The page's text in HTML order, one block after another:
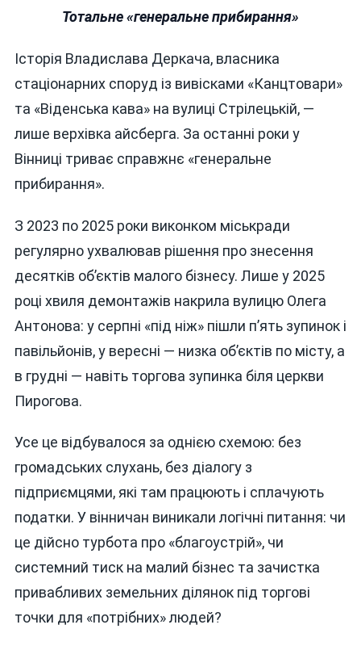
Тотальне «генеральне прибирання»
Історія Владислава Деркача, власника
стаціонарних споруд із вивісками «Канцтовари»
та «Віденська кава» на вулиці Стрілецькій, —
лише верхівка айсберга. За останні роки у
Вінниці триває справжнє «генеральне
прибирання».
З 2023 по 2025 роки виконком міськради
регулярно ухвалював рішення про знесення
десятків об’єктів малого бізнесу. Лише у 2025
році хвиля демонтажів накрила вулицю Олега
Антонова: у серпні «під ніж» пішли п’ять зупинок і
павільйонів, у вересні — низка об’єктів по місту, а
в грудні — навіть торгова зупинка біля церкви
Пирогова.
Усе це відбувалося за однією схемою: без
громадських слухань, без діалогу з
підприємцями, які там працюють і сплачують
податки. У вінничан виникали логічні питання: чи
це дійсно турбота про «благоустрій», чи
системний тиск на малий бізнес та зачистка
привабливих земельних ділянок під торгові
точки для «потрібних» людей?